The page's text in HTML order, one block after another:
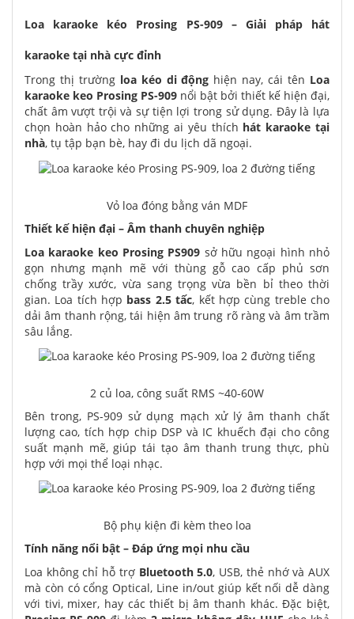
Loa karaoke kéo Prosing PS-909 – Giải pháp hát
karaoke tại nhà cực đỉnh
Trong thị trường loa kéo di động hiện nay, cái tên Loa
karaoke keo Prosing PS-909 nổi bật bởi thiết kế hiện đại,
chất âm vượt trội và sự tiện lợi trong sử dụng. Đây là lựa
chọn hoàn hảo cho những ai yêu thích hát karaoke tại
nhà, tụ tập bạn bè, hay đi du lịch dã ngoại.
Vỏ loa đóng bằng ván MDF
Thiết kế hiện đại – Âm thanh chuyên nghiệp
Loa karaoke keo Prosing PS909 sở hữu ngoại hình nhỏ
gọn nhưng mạnh mẽ với thùng gỗ cao cấp phủ sơn
chống trầy xước, vừa sang trọng vừa bền bỉ theo thời
gian. Loa tích hợp bass 2.5 tấc, kết hợp cùng treble cho
dải âm thanh rộng, tái hiện âm trung rõ ràng và âm trầm
sâu lắng.
2 củ loa, công suất RMS ~40-60W
Bên trong, PS-909 sử dụng mạch xử lý âm thanh chất
lượng cao, tích hợp chip DSP và IC khuếch đại cho công
suất mạnh mẽ, giúp tái tạo âm thanh trung thực, phù
hợp với mọi thể loại nhạc.
Bộ phụ kiện đi kèm theo loa
Tính năng nổi bật – Đáp ứng mọi nhu cầu
Loa không chỉ hỗ trợ Bluetooth 5.0, USB, thẻ nhớ và AUX
mà còn có cổng Optical, Line in/out giúp kết nối dễ dàng
với tivi, mixer, hay các thiết bị âm thanh khác. Đặc biệt,